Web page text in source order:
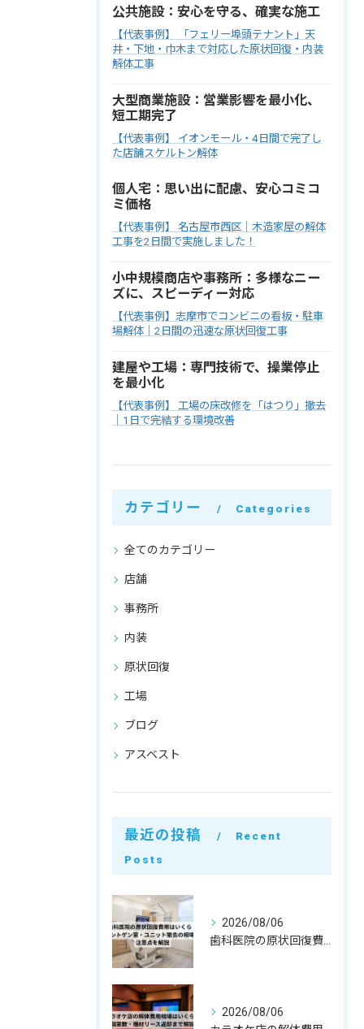
公共施設：安心を守る、確実な施工
【代表事例】 「フェリー埠頭テナント」天
井・下地・巾木まで対応した原状回復・内装
解体工事
大型商業施設：営業影響を最小化、
短工期完了
【代表事例】 イオンモール・4日間で完了し
た店舗スケルトン解体
個人宅：思い出に配慮、安心コミコ
ミ価格
【代表事例】 名古屋市西区｜木造家屋の解体
工事を2日間で実施しました！
小中規模商店や事務所：多様なニー
ズに、スピーディー対応
【代表事例】志摩市でコンビニの看板・駐車
場解体｜2日間の迅速な原状回復工事
建屋や工場：専門技術で、操業停止
を最小化
【代表事例】 工場の床改修を「はつり」撤去
｜1日で完結する環境改善
カテゴリー Categories
全てのカテゴリー
店舗
事務所
内装
原状回復
工場
ブログ
アスベスト
最近の投稿
Recent
Posts
2026/08/06
2026/08/06